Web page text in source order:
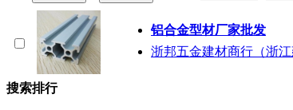
铝合金型材厂家批发
浙邦五金建材商行（浙
搜索排行